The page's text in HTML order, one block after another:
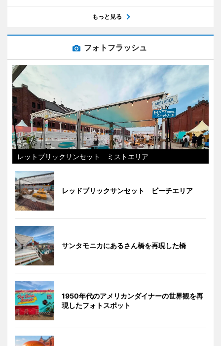
もっと見る
フォトフラッシュ
レットブリックサンセット ミストエリア
レッドブリックサンセット ビーチエリア
サンタモニカにあるさん橋を再現した橋
1950年代のアメリカンダイナーの世界観を再
現したフォトスポット